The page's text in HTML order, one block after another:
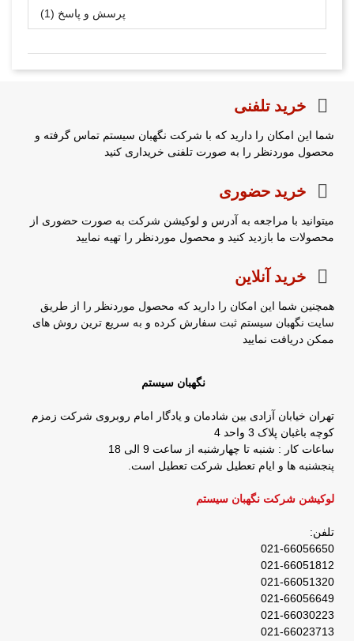
پرسش و پاسخ (1)
خرید تلفنی
شما این امکان را دارید که با شرکت نگهبان سیستم تماس گرفته و
محصول موردنظر را به صورت تلفنی خریداری کنید
خرید حضوری
میتوانید با مراجعه به آدرس و لوکیشن شرکت به صورت حضوری از
محصولات ما بازدید کنید و محصول موردنظر را تهیه نمایید
خرید آنلاین
همچنین شما این امکان را دارید که محصول موردنظر را از طریق
سایت نگهبان سیستم ثبت سفارش کرده و به سریع ترین روش های
ممکن دریافت نمایید
نگهبان سیستم
تهران خیابان آزادی بین شادمان و یادگار امام روبروی شرکت زمزم
کوچه باغبان پلاک 3 واحد 4
ساعات کار : شنبه تا چهارشنبه از ساعت 9 الی 18
پنجشنبه ها و ایام تعطیل شرکت تعطیل است.
لوکیشن شرکت نگهبان سیستم
تلفن:
021-66056650
021-66051812
021-66051320
021-66056649
021-66030223
021-66023713